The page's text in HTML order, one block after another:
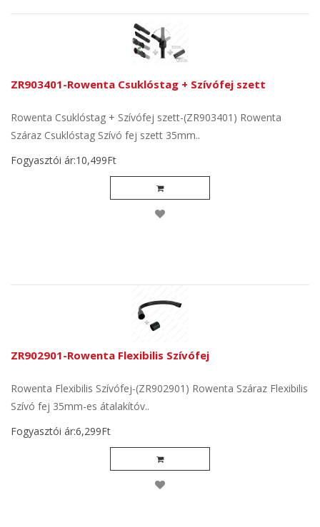
ZR903401-Rowenta Csuklóstag + Szívófej szett
Rowenta Csuklóstag + Szívófej szett-(ZR903401) Rowenta
Száraz Csuklóstag Szívó fej szett 35mm..
Fogyasztói ár:10,499Ft
ZR902901-Rowenta Flexibilis Szívófej
Rowenta Flexibilis Szívófej-(ZR902901) Rowenta Száraz Flexibilis
Szívó fej 35mm-es átalakítóv..
Fogyasztói ár:6,299Ft